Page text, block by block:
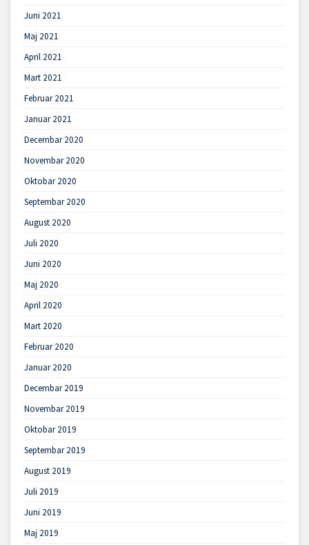
Juni 2021
Maj 2021
April 2021
Mart 2021
Februar 2021
Januar 2021
Decembar 2020
Novembar 2020
Oktobar 2020
Septembar 2020
August 2020
Juli 2020
Juni 2020
Maj 2020
April 2020
Mart 2020
Februar 2020
Januar 2020
Decembar 2019
Novembar 2019
Oktobar 2019
Septembar 2019
August 2019
Juli 2019
Juni 2019
Maj 2019